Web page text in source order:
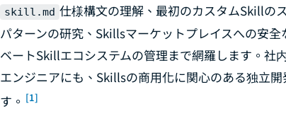
skill.md 仕様構文の理解、最初のカスタムSkillの
パターンの研究、Skillsマーケットプレイスへの安
ベートSkillエコシステムの管理まで網羅します。社
エンジニアにも、Skillsの商用化に関心のある独立
す。 [1]